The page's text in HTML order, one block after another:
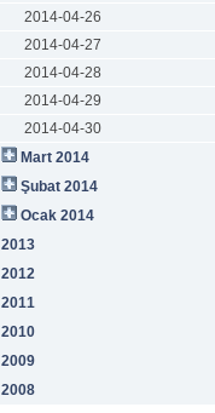
2014-04-26
2014-04-27
2014-04-28
2014-04-29
2014-04-30
Mart 2014
Şubat 2014
Ocak 2014
2013
2012
2011
2010
2009
2008